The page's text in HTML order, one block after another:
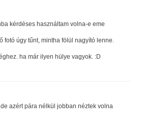
kérdéses használtam volna-e eme
fotó úgy tűnt, mintha fölül nagyító lenne.
ha már ilyen hülye vagyok. :D
azért pára nélkül jobban néztek volna